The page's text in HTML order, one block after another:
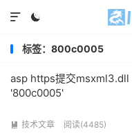


标签：800c0005
asp https提交msxml3.dll
'800c0005'
 技术文章 阅读(4485)